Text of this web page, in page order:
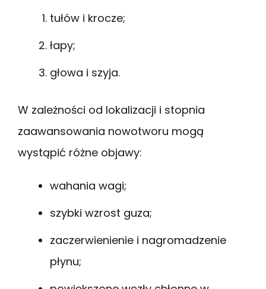
tułów i krocze;
łapy;
głowa i szyja.
W zależności od lokalizacji i stopnia
zaawansowania nowotworu mogą
wystąpić różne objawy:
wahania wagi;
szybki wzrost guza;
zaczerwienienie i nagromadzenie
płynu;